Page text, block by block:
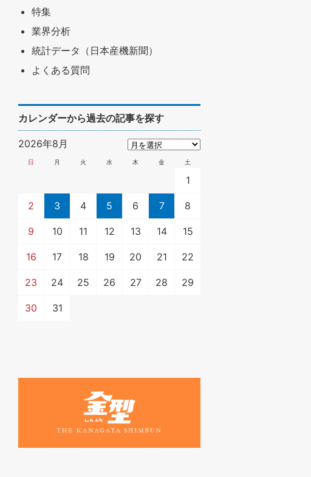
特集
業界分析
統計データ（日本産機新聞）
よくある質問
カレンダーから過去の記事を探す
2026年8月
日 月 火 水 木 金 土
1
2 3 4 5 6 7 8
9 10 11 12 13 14 15
16 17 18 19 20 21 22
23 24 25 26 27 28 29
30 31